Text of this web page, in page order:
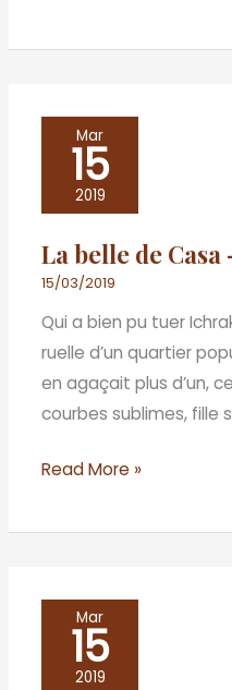
Mar
15
2019
La belle de Casa
15/03/2019
Qui a bien pu tuer
ruelle d’un quartier
en aga­çait plus d’un,
courbes sublimes, fille
–
Jean
Bofane
Read More »
Mar
15
2019
Frère
d’âme